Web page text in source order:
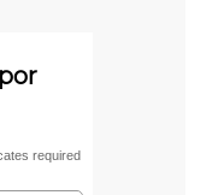
required